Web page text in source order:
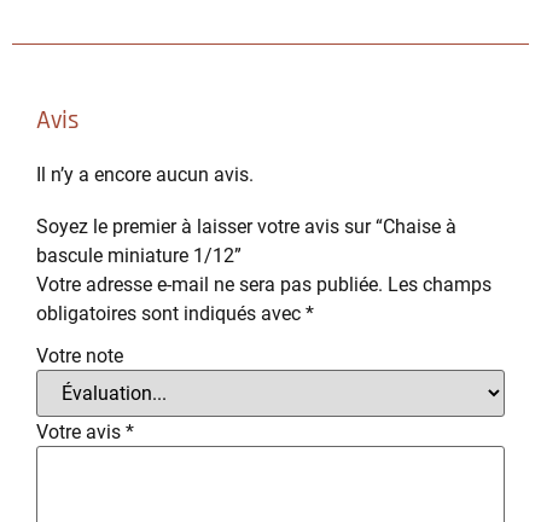
Avis
Il n’y a encore aucun avis.
Soyez le premier à laisser votre avis sur “Chaise à
bascule miniature 1/12”
Votre adresse e-mail ne sera pas publiée. Les champs
obligatoires sont indiqués avec *
Votre note
Votre avis *